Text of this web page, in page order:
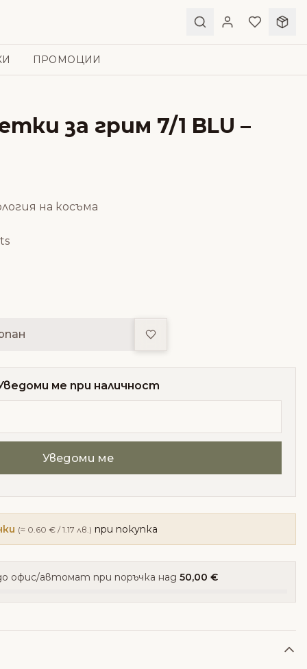
ПРОМОЦИИ
за грим 7/1 BLU –
на косъма
Добави в любими
ме при наличност
(≈ 0.60 € / 1.17 лв.) при покупка
офис/автомат при поръчка над 50,00 €